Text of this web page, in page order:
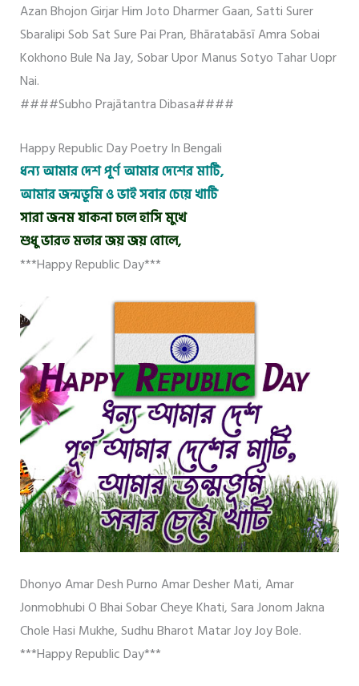
Azan Bhojon Girjar Him Joto Dharmer Gaan, Satti Surer
Sbaralipi Sob Sat Sure Pai Pran, Bhāratabāsī Amra Sobai
Kokhono Bule Na Jay, Sobar Upor Manus Sotyo Tahar Uopr
Nai.
####Subho Prajātantra Dibasa####
Happy Republic Day Poetry In Bengali
ধন্য আমার দেশ পূর্ণ আমার দেশের মাটি,
আমার জন্মভূমি ও ভাই সবার চেয়ে খাটি
সারা জনম যাকনা চলে হাসি মুখে
শুধু ভারত মতার জয় জয় বোলে,
***Happy Republic Day***
Dhonyo Amar Desh Purno Amar Desher Mati, Amar
Jonmobhubi O Bhai Sobar Cheye Khati, Sara Jonom Jakna
Chole Hasi Mukhe, Sudhu Bharot Matar Joy Joy Bole.
***happy Republic Day***